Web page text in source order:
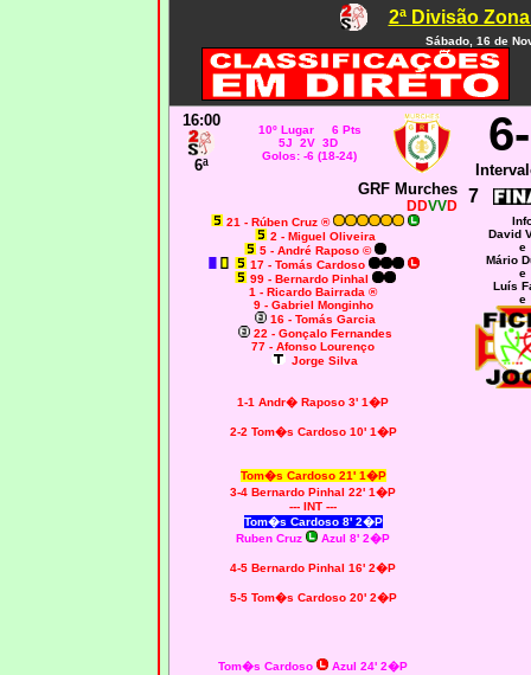
2ª Divisão
Sábado, 16 de
16:00
6ª
10º Lugar 6 Pts
5J 2V 3D
Golos: -6 (18-24)
GRF Murches
DDVVD 7
21 - Rúben Cruz ®
2 - Miguel Oliveira
5 - André Raposo ©
17 - Tomás Cardoso
99 - Bernardo Pinhal
1 - Ricardo Bairrada ®
9 - Gabriel Monginho
16 - Tomás Garcia
22 - Gonçalo Fernandes
77 - Afonso Lourenço
Jorge Silva
1-1 Andr� Raposo 3' 1�P
2-2 Tom�s Cardoso 10' 1�P
Tom�s Cardoso 21' 1�P
3-4 Bernardo Pinhal 22' 1�P
--- INT ---
Tom�s Cardoso 8' 2�P
Ruben Cruz
Azul 8' 2�P
4-5 Bernardo Pinhal 16' 2�P
5-5 Tom�s Cardoso 20' 2�P
Tom�s Cardoso
Azul 24' 2�P
David
e
Mário
e
Luís
e